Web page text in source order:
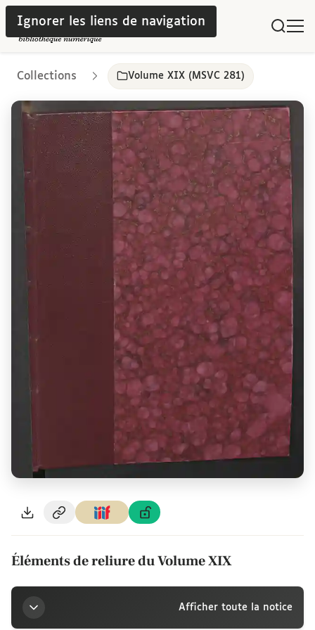
Ignorer les liens de navigation
Collections Volume XIX (MSVC 281)
Éléments de reliure du Volume XIX
Afficher toute la notice